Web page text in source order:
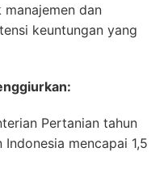
dan
keuntungan yang
Pertanian tahun
mencapai 1,5